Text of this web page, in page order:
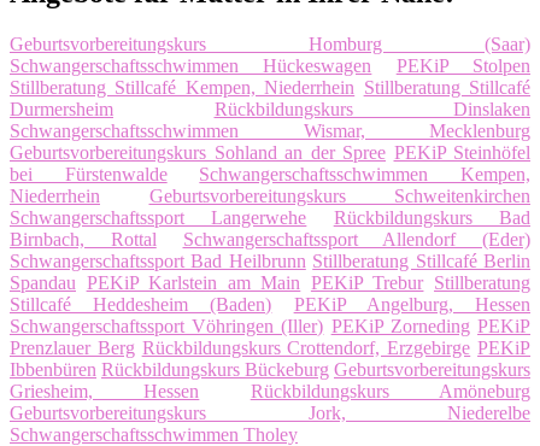
Geburtsvorbereitungskurs Homburg (Saar)
Schwangerschaftsschwimmen Hückeswagen
PEKiP Stolpen
Stillberatung Stillcafé Kempen, Niederrhein Stillberatung Stillcafé
Durmersheim
Rückbildungskurs Dinslaken
Schwangerschaftsschwimmen Wismar, Mecklenburg
Geburtsvorbereitungskurs Sohland an der Spree PEKiP Steinhöfel
bei Fürstenwalde
Schwangerschaftsschwimmen Kempen,
Niederrhein
Geburtsvorbereitungskurs Schweitenkirchen
Schwangerschaftssport Langerwehe
Rückbildungskurs Bad
Birnbach, Rottal
Schwangerschaftssport Allendorf (Eder)
Schwangerschaftssport Bad Heilbrunn Stillberatung Stillcafé Berlin
Spandau PEKiP Karlstein am Main PEKiP Trebur Stillberatung
Stillcafé Heddesheim (Baden)
PEKiP Angelburg, Hessen
Schwangerschaftssport Vöhringen (Iller) PEKiP Zorneding PEKiP
Prenzlauer Berg Rückbildungskurs Crottendorf, Erzgebirge PEKiP
Ibbenbüren Rückbildungskurs Bückeburg Geburtsvorbereitungskurs
Griesheim, Hessen
Rückbildungskurs Amöneburg
Geburtsvorbereitungskurs Jork, Niederelbe
Schwangerschaftsschwimmen Tholey